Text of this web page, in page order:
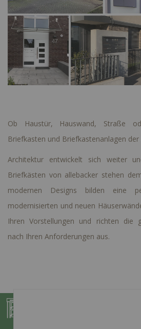
Ob Haustür, Hauswand, Straße
Briefkasten und Briefkastenanlagen
Architektur entwickelt sich weiter
Briefkästen von allebacker stehen
modernen Designs bilden eine
modernisierten und neuen
Ihren Vorstellungen und richten die
nach Ihren Anforderungen aus.
Konfigurieren Sie